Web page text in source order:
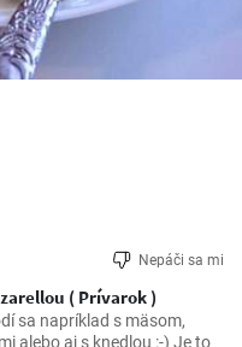
Nepáči sa mi
( Prívarok )
sa napríklad s mäsom,
alebo aj s knedlou :-) Je to